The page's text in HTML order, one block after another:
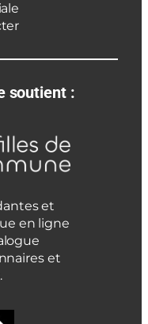
soutient :
et
en ligne
et